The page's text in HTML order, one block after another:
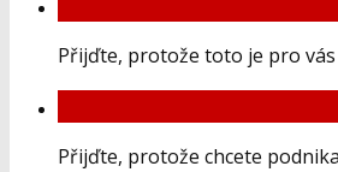
Přijďte, protože toto je pro
Přijďte, protože chcete